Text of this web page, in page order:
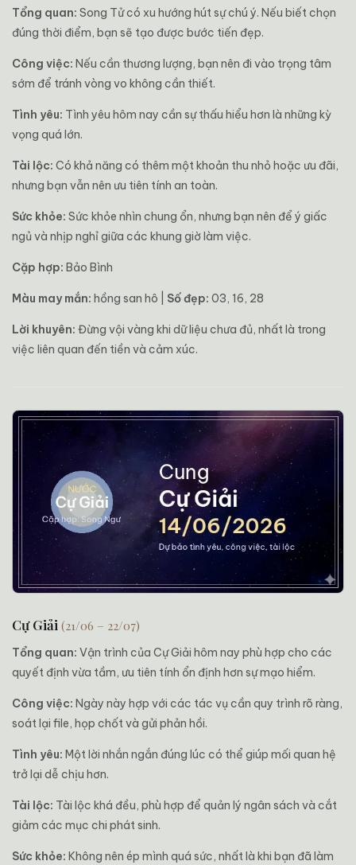
Tổng quan: Song Tử có xu hướng hút sự chú ý. Nếu biết chọn
đúng thời điểm, bạn sẽ tạo được bước tiến đẹp.
Công việc: Nếu cần thương lượng, bạn nên đi vào trọng tâm
sớm để tránh vòng vo không cần thiết.
Tình yêu: Tình yêu hôm nay cần sự thấu hiểu hơn là những kỳ
vọng quá lớn.
Tài lộc: Có khả năng có thêm một khoản thu nhỏ hoặc ưu đãi,
nhưng bạn vẫn nên ưu tiên tính an toàn.
Sức khỏe: Sức khỏe nhìn chung ổn, nhưng bạn nên để ý giấc
ngủ và nhịp nghỉ giữa các khung giờ làm việc.
Cặp hợp: Bảo Bình
Màu may mắn: hồng san hô | Số đẹp: 03, 16, 28
Lời khuyên: Đừng vội vàng khi dữ liệu chưa đủ, nhất là trong
việc liên quan đến tiền và cảm xúc.
Cự Giải (21/06 – 22/07)
Tổng quan: Vận trình của Cự Giải hôm nay phù hợp cho các
quyết định vừa tầm, ưu tiên tính ổn định hơn sự mạo hiểm.
Công việc: Ngày này hợp với các tác vụ cần quy trình rõ ràng,
soát lại file, họp chốt và gửi phản hồi.
Tình yêu: Một lời nhắn ngắn đúng lúc có thể giúp mối quan hệ
trở lại dễ chịu hơn.
Tài lộc: Tài lộc khá đều, phù hợp để quản lý ngân sách và cắt
giảm các mục chi phát sinh.
Sức khỏe: Không nên ép mình quá sức, nhất là khi bạn đã làm